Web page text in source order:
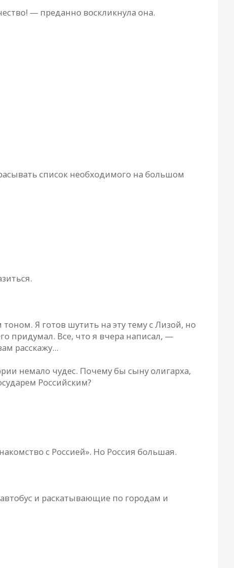
— преданно воскликнула она.
список необходимого на большом
Я готов шутить на эту тему с Лизой, но
придумал. Все, что я вчера написал, —
расскажу...
немало чудес. Почему бы сыну олигарха,
Российским?
с Россией». Но Россия большая.
и раскатывающие по городам и